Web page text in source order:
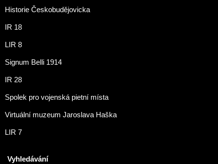
Historie Českobudějovicka
IR 18
LIR 8
Signum Belli 1914
IR 28
Spolek pro vojenská pietní místa
Virtuální muzeum Jaroslava Haška
LIR 7
Vyhledávání